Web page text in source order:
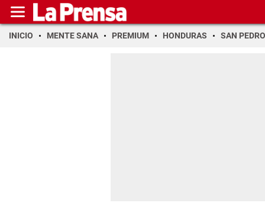
INICIO MENTE SANA PREMIUM HONDURAS SAN PEDRO